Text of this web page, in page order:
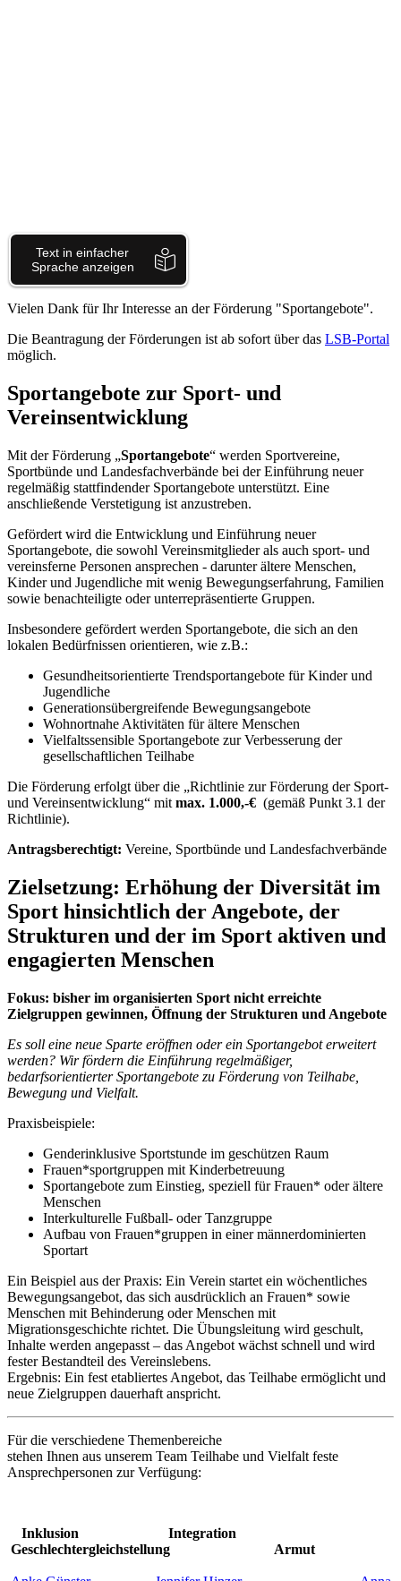
Vielen Dank für Ihr Interesse an der Förderung "Sportangebote".
Die Beantragung der Förderungen ist ab sofort über das LSB-Portal
möglich.
Sportangebote zur Sport- und
Vereinsentwicklung
Mit der Förderung „Sportangebote“ werden Sportvereine,
Sportbünde und Landesfachverbände bei der Einführung neuer
regelmäßig stattfindender Sportangebote unterstützt. Eine
anschließende Verstetigung ist anzustreben.
Gefördert wird die Entwicklung und Einführung neuer
Sportangebote, die sowohl Vereinsmitglieder als auch sport- und
vereinsferne Personen ansprechen - darunter ältere Menschen,
Kinder und Jugendliche mit wenig Bewegungserfahrung, Familien
sowie benachteiligte oder unterrepräsentierte Gruppen.
Insbesondere gefördert werden Sportangebote, die sich an den
lokalen Bedürfnissen orientieren, wie z.B.:
Gesundheitsorientierte Trendsportangebote für Kinder und
Jugendliche
Generationsübergreifende Bewegungsangebote
Wohnortnahe Aktivitäten für ältere Menschen
Vielfaltssensible Sportangebote zur Verbesserung der
gesellschaftlichen Teilhabe
Die Förderung erfolgt über die „Richtlinie zur Förderung der Sport-
und Vereinsentwicklung“ mit max. 1.000,-€ (gemäß Punkt 3.1 der
Richtlinie).
Antragsberechtigt: Vereine, Sportbünde und Landesfachverbände
Zielsetzung: Erhöhung der Diversität im
Sport hinsichtlich der Angebote, der
Strukturen und der im Sport aktiven und
engagierten Menschen
Fokus: bisher im organisierten Sport nicht erreichte
Zielgruppen gewinnen, Öffnung der Strukturen und Angebote
Es soll eine neue Sparte eröffnen oder ein Sportangebot erweitert
werden? Wir fördern die Einführung regelmäßiger,
bedarfsorientierter Sportangebote zu Förderung von Teilhabe,
Bewegung und Vielfalt.
Praxisbeispiele:
Genderinklusive Sportstunde im geschützen Raum
Frauen*sportgruppen mit Kinderbetreuung
Sportangebote zum Einstieg, speziell für Frauen* oder ältere
Menschen
Interkulturelle Fußball- oder Tanzgruppe
Aufbau von Frauen*gruppen in einer männerdominierten
Sportart
Ein Beispiel aus der Praxis: Ein Verein startet ein wöchentliches
Bewegungsangebot, das sich ausdrücklich an Frauen* sowie
Menschen mit Behinderung oder Menschen mit
Migrationsgeschichte richtet. Die Übungsleitung wird geschult,
Inhalte werden angepasst – das Angebot wächst schnell und wird
fester Bestandteil des Vereinslebens.
Ergebnis: Ein fest etabliertes Angebot, das Teilhabe ermöglicht und
neue Zielgruppen dauerhaft anspricht.
Für die verschiedene Themenbereiche
stehen Ihnen aus unserem Team Teilhabe und Vielfalt feste
Ansprechpersonen zur Verfügung:
Inklusion Integration
Geschlechtergleichstellung Armut